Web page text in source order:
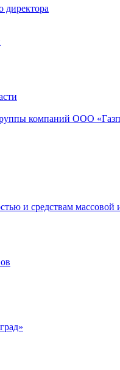
директора
компаний ООО
и средствам